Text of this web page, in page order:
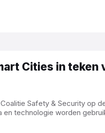
Cities in
Safety & Security op
technologie worden